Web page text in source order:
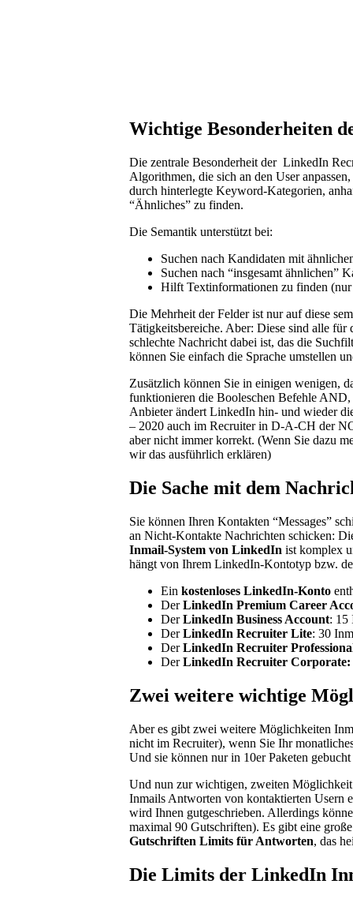
Wichtige Besonderheiten
Die zentrale Besonderheit der LinkedIn
Algorithmen, die sich an den User
durch hinterlegte Keyword-Kategorien,
“Ähnliches” zu finden.
Die Semantik unterstützt bei:
Suchen nach Kandidaten mit
Suchen nach “insgesamt ähnlichen”
Hilft Textinformationen zu finden
Die Mehrheit der Felder ist nur auf diese
Tätigkeitsbereiche. Aber: Diese sind alle
schlechte Nachricht dabei ist, das die
können Sie einfach die Sprache umstellen
Zusätzlich können Sie in einigen wenigen,
funktionieren die Booleschen Befehle
Anbieter ändert LinkedIn hin- und wieder
– 2020 auch im Recruiter in D-A-CH der
aber nicht immer korrekt. (Wenn Sie dazu
wir das ausführlich erklären)
Die Sache mit dem
Sie können Ihren Kontakten “Messages”
an Nicht-Kontakte Nachrichten schicken:
Inmail-System von LinkedIn ist komplex
hängt von Ihrem LinkedIn-Kontotyp bzw.
Einkostenloses LinkedIn-Konto
DerLinkedIn Premium Career
DerLinkedIn Business Account: 15
DerLinkedIn Recruiter Lite: 30
DerLinkedIn Recruiter
DerLinkedIn Recruiter Corporate:
Zwei weitere wichtige
Aber es gibt zwei weitere Möglichkeiten
nicht im Recruiter), wenn Sie Ihr
Und sie können nur in 10er Paketen
Und nun zur wichtigen, zweiten
Inmails Antworten von kontaktierten Usern
wird Ihnen gutgeschrieben. Allerdings
maximal 90 Gutschriften). Es gibt eine
Gutschriften Limits für Antworten, das
Die Limits der LinkedIn